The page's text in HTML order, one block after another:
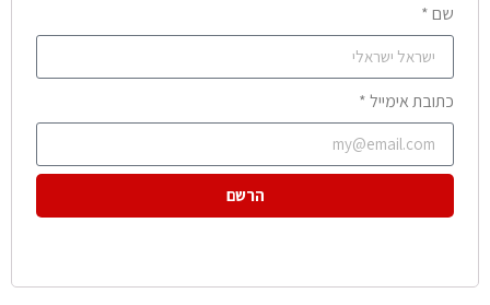
שם *
כתובת אימייל *
הרשם